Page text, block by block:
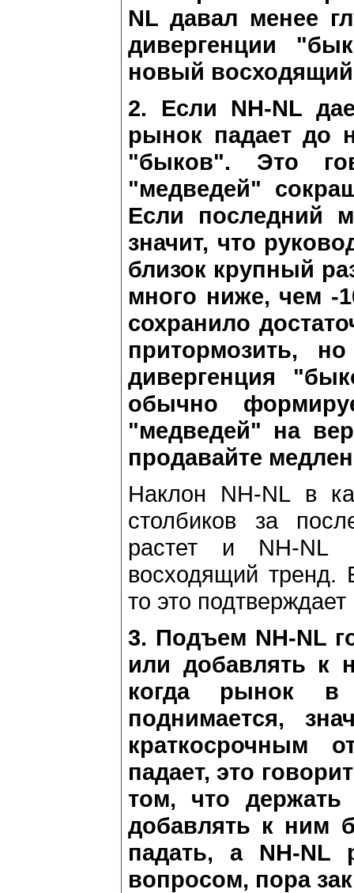
NL давал менее
дивергенции
новый восходящий
2. Если NH-NL
рынок падает до
"быков". Это
"медведей"
Если последний
значит, что
близок крупный
много ниже, чем -
сохранило
притормозить,
дивергенция
обычно
"медведей" на
продавайте
Наклон NH-NL в
столбиков за
растет и NH-NL
восходящий тренд.
то это
3. Подъем NH-NL
или добавлять к
когда рынок в
поднимается,
краткосрочным
падает, это
том, что
добавлять к ним
падать, а NH-NL
вопросом, пора